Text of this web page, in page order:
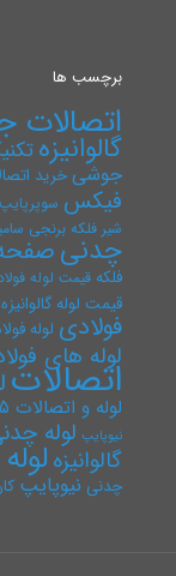
برچسب ها
گالوانیزه
جوشیخرید
فیکس سوپرپایپ
شیر فلکه برنجی
چدنی
فلکه قیمت لوله
قیمت لوله گالوانیزه
فولادی لوله
لوله های
اتصالات
لوله و اتصالات ۵ لایه
نیوپایپ لوله
گالوانیزه
چدنی نیوپایپ